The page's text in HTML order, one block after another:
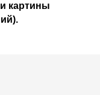
картины